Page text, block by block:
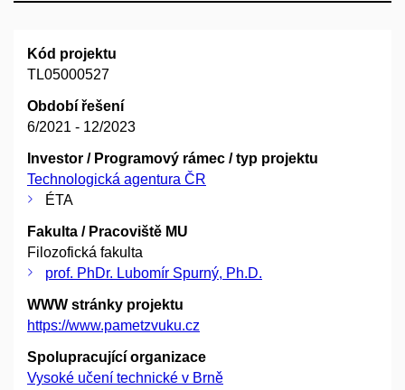
Kód projektu
TL05000527
Období řešení
6/2021 - 12/2023
Investor / Programový rámec / typ projektu
Technologická agentura ČR
ÉTA
Fakulta / Pracoviště MU
Filozofická fakulta
prof. PhDr. Lubomír Spurný, Ph.D.
WWW stránky projektu
https://www.pametzvuku.cz
Spolupracující organizace
Vysoké učení technické v Brně